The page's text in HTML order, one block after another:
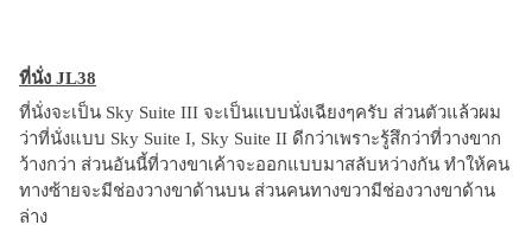
ที่นั่ง JL38
ที่นั่งจะเป็น Sky Suite III จะเป็นแบบนั่งเฉียงๆครับ ส่วนตัวแล้วผม
ว่าที่นั่งแบบ Sky Suite I, Sky Suite II ดีกว่าเพราะรู้สึกว่าที่วางขาก
ว้างกว่า ส่วนอันนี้ที่วางขาเค้าจะออกแบบมาสลับหว่างกัน ทำให้คน
ทางซ้ายจะมีช่องวางขาด้านบน ส่วนคนทางขวามีช่องวางขาด้าน
ล่าง